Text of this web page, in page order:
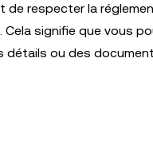
respecter la
. Cela signifie que vous
détails ou des